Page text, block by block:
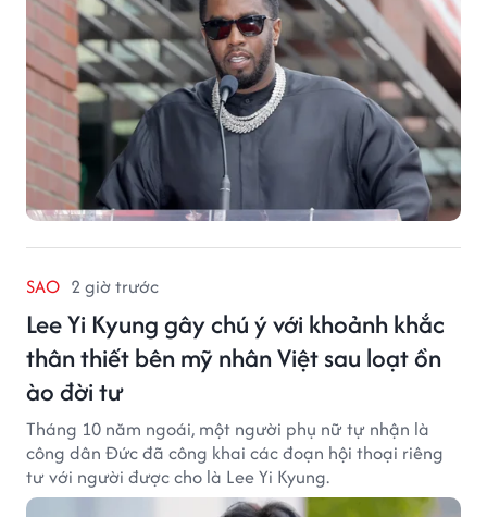
SAO 2 giờ trước
Lee Yi Kyung gây chú ý với khoảnh khắc
thân thiết bên mỹ nhân Việt sau loạt ồn
ào đời tư
Tháng 10 năm ngoái, một người phụ nữ tự nhận là
công dân Đức đã công khai các đoạn hội thoại riêng
tư với người được cho là Lee Yi Kyung.